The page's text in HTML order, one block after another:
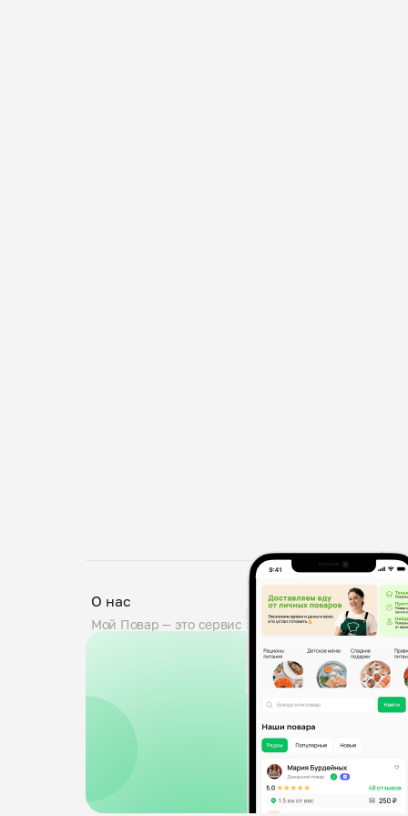
О нас
Мой Повар — это сервис заказа блюд от личных
проходят тщательную проверку: мы дегустируем
знакомим поваров с требованиями пищевой
0,5 кг. Вы можете оставить комментарий к
доставка от любого повара.
Продвижение сайта — Midas